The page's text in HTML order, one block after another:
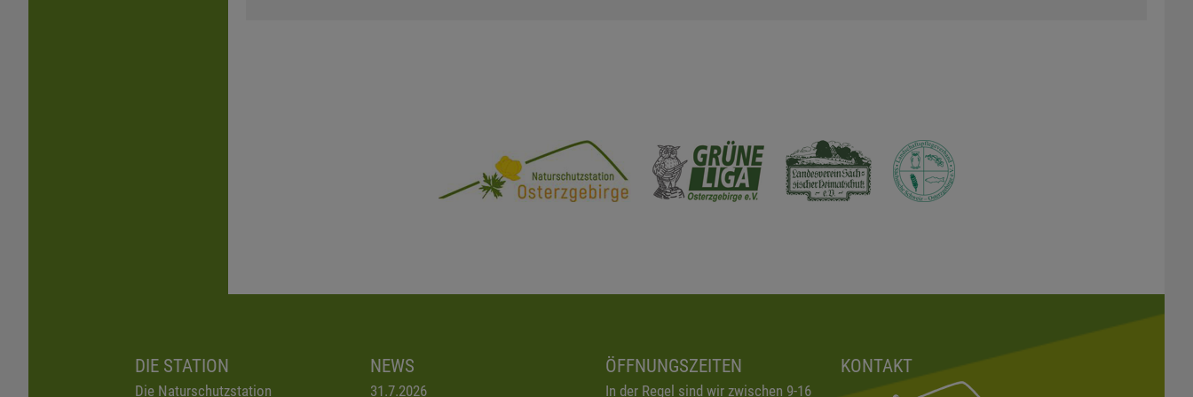
DIE STATION
Die Naturschutzstation
NEWS
31.7.2026
ÖFFNUNGSZEITEN
In der Regel sind wir zwischen 9-16
KONTAKT